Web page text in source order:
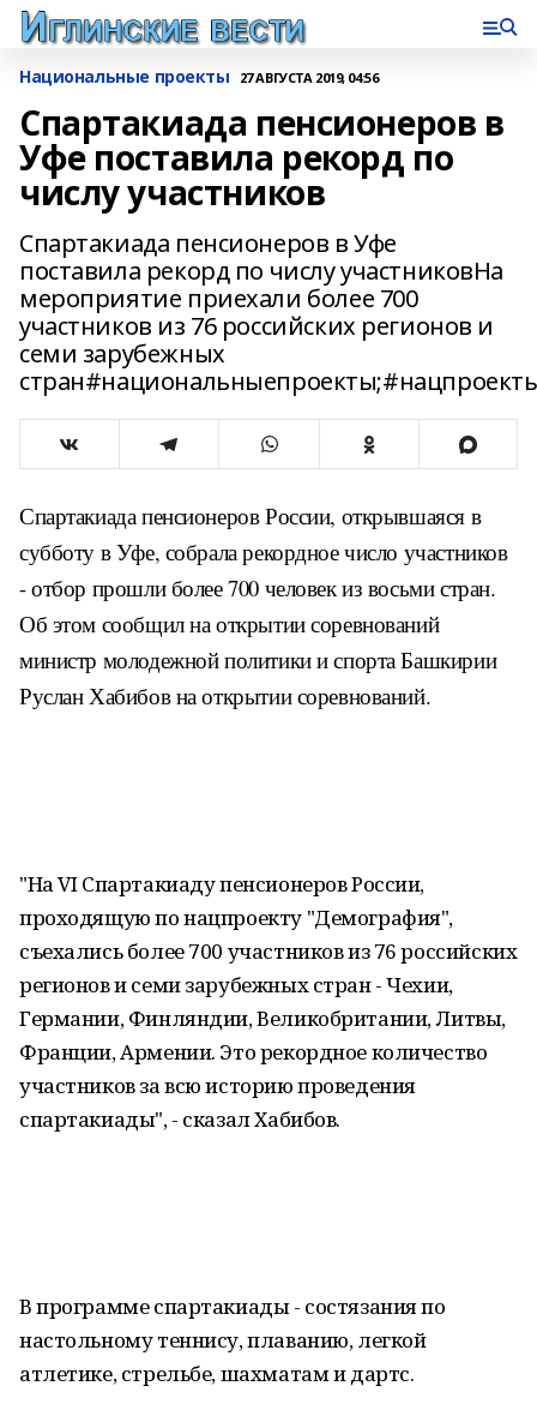
Национальные проекты 27 АВГУСТА 2019, 04:56
Спартакиада пенсионеров в
Уфе поставила рекорд по
числу участников
Спартакиада пенсионеров в Уфе
поставила рекорд по числу участниковНа
мероприятие приехали более 700
участников из 76 российских регионов и
семи зарубежных
Спартакиада пенсионеров России, открывшаяся в
субботу в Уфе, собрала рекордное число участников
- отбор прошли более 700 человек из восьми стран.
Об этом сообщил на открытии соревнований
министр молодежной политики и спорта Башкирии
Руслан Хабибов на открытии соревнований.
"На VI Спартакиаду пенсионеров России,
проходящую по нацпроекту "Демография",
съехались более 700 участников из 76 российских
регионов и семи зарубежных стран - Чехии,
Германии, Финляндии, Великобритании, Литвы,
Франции, Армении. Это рекордное количество
участников за всю историю проведения
спартакиады", - сказал Хабибов.
В программе спартакиады - состязания по
настольному теннису, плаванию, легкой
атлетике, стрельбе, шахматам и дартс.